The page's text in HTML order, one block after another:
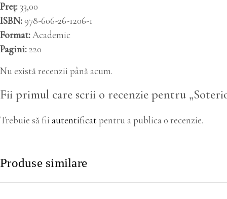
Preț 33,00
ISBN 978-606-26-1206-1
Format Academic
Pagini 220
Nu există recenzii până acum.
Fii primul care scrii o recenzie pentru
Trebuie să fii autentificat pentru a publica o recenzie.
Produse similare